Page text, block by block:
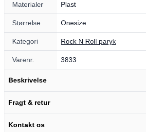
Materialer Plast
Størrelse Onesize
Kategori Rock N Roll paryk
Varenr. 3833
Beskrivelse
Fragt & retur
Kontakt os